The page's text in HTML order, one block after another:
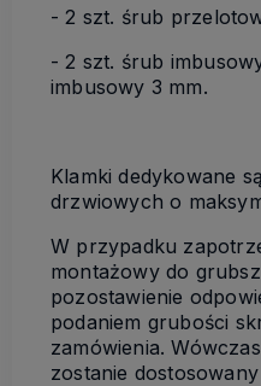
- 2 szt. śrub
- 2 szt. śrub
imbusowy 3 mm.
Klamki dedykowane
drzwiowych o
W przypadku
montażowy do
pozostawienie
podaniem grubości
zamówienia.
zostanie